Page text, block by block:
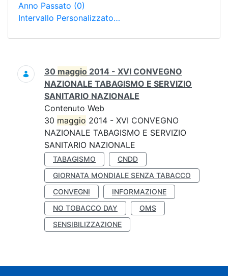
Anno Passato (0)
Intervallo Personalizzato…
Ricerca
30 maggio 2014 - XVI CONVEGNO
NAZIONALE TABAGISMO E SERVIZIO
SANITARIO NAZIONALE
Contenuto Web
30 maggio 2014 - XVI CONVEGNO
NAZIONALE TABAGISMO E SERVIZIO
SANITARIO NAZIONALE
TABAGISMO
CNDD
GIORNATA MONDIALE SENZA TABACCO
CONVEGNI
INFORMAZIONE
NO TOBACCO DAY
OMS
SENSIBILIZZAZIONE